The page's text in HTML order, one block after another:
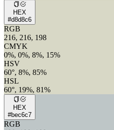
HEX
#d8d8c6
RGB
216, 216, 198
CMYK
0%, 0%, 8%, 15%
HSV
60°, 8%, 85%
HSL
60°, 19%, 81%
HEX
#bec6c7
RGB